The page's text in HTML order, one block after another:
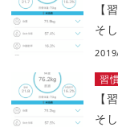
【
そ
習
【
そ